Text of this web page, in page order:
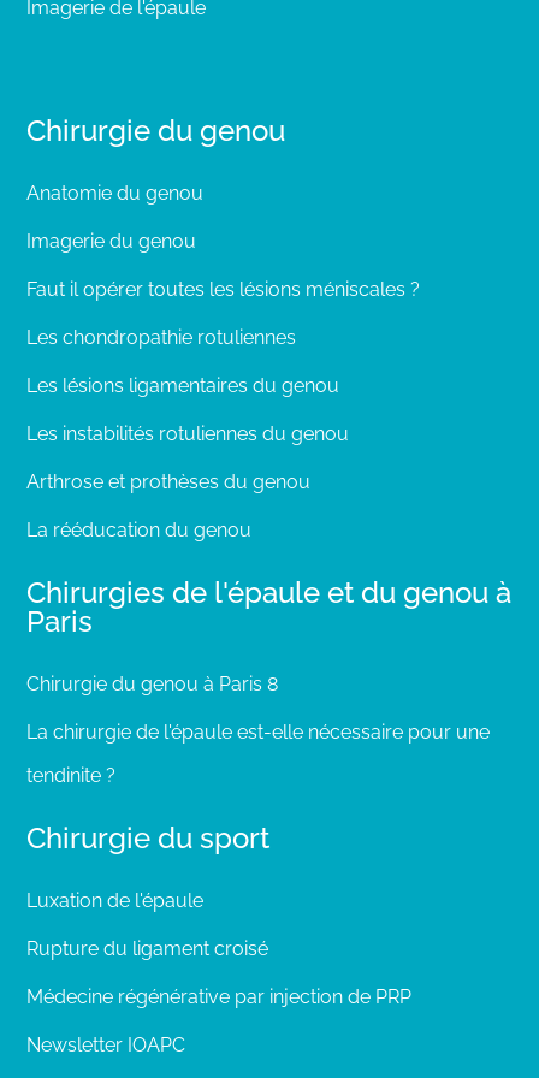
Imagerie de l'épaule
Chirurgie du genou
Anatomie du genou
Imagerie du genou
Faut il opérer toutes les lésions méniscales ?
Les chondropathie rotuliennes
Les lésions ligamentaires du genou
Les instabilités rotuliennes du genou
Arthrose et prothèses du genou
La rééducation du genou
Chirurgies de l'épaule et du genou à
Paris
Chirurgie du genou à Paris 8
La chirurgie de l'épaule est-elle nécessaire pour une
tendinite ?
Chirurgie du sport
Luxation de l'épaule
Rupture du ligament croisé
Médecine régénérative par injection de PRP
Newsletter IOAPC